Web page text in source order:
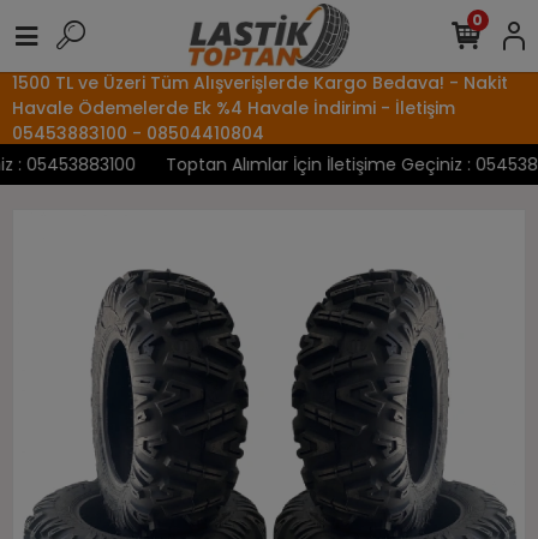
1500 TL ve Üzeri Tüm Alışverişlerde Kargo Bedava! - Nakit
Havale Ödemelerde Ek %4 Havale İndirimi - İletişim
05453883100 - 08504410804
Toptan Alımlar İçin İletişime Geçiniz :
0